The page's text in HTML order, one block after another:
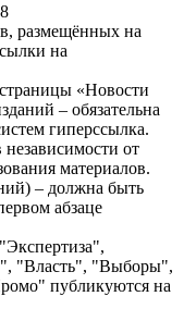
размещённых на
на
«Новости
– обязательна
гиперссылка.
от
материалов.
– должна быть
абзаце
"Власть", "Выборы",
публикуются на